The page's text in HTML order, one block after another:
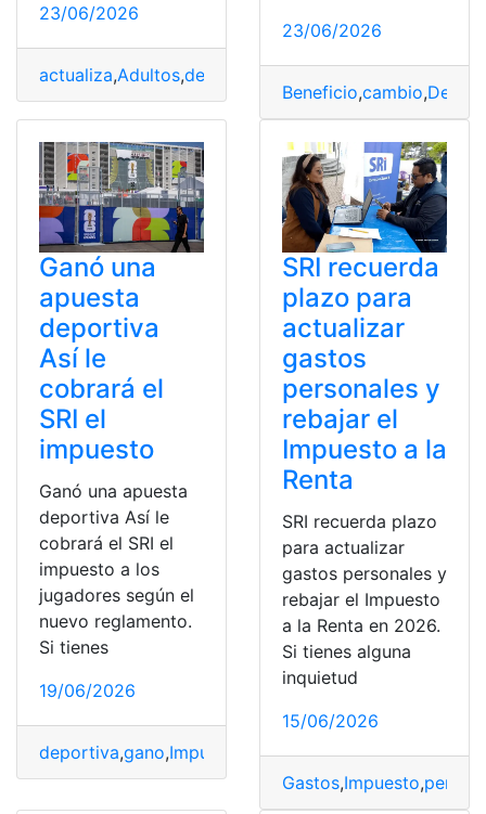
23/06/2026
actualiza,Adultos,devolución
23/06/2026
Beneficio,cambio,
Ganó una
apuesta
deportiva
Así le
cobrará el
SRI el
impuesto
Ganó una apuesta
deportiva Así le
cobrará el SRI el
impuesto a los
jugadores según el
nuevo reglamento.
Si tienes
19/06/2026
deportiva,gano,Impuesto Jugadores,Reglamento,SRI
SRI recuerda
plazo para
actualizar
gastos
personales y
rebajar el
Impuesto a la
Renta
SRI recuerda plazo
para actualizar
gastos personales y
rebajar el Impuesto
a la Renta en 2026.
Si tienes alguna
inquietud
15/06/2026
Gastos,Impuesto,